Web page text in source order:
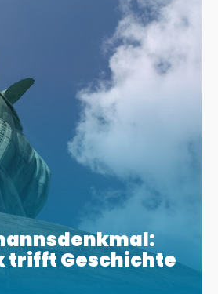
trifft Geschichte